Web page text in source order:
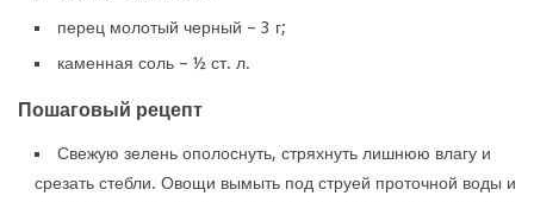
перец молотый черный – 3 г;
каменная соль – ½ ст. л.
Пошаговый рецепт
Свежую зелень ополоснуть, стряхнуть лишнюю влагу и
срезать стебли. Овощи вымыть под струей проточной воды и